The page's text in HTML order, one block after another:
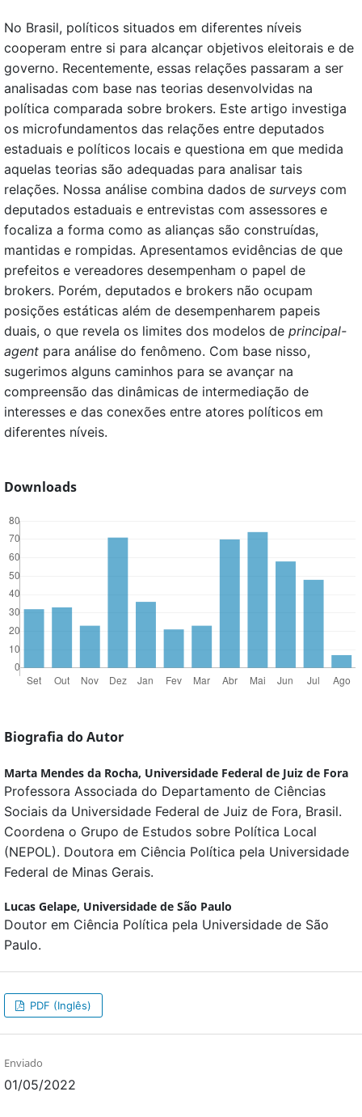
No Brasil, políticos situados em diferentes níveis
cooperam entre si para alcançar objetivos eleitorais e de
governo. Recentemente, essas relações passaram a ser
analisadas com base nas teorias desenvolvidas na
política comparada sobre brokers. Este artigo investiga
os microfundamentos das relações entre deputados
estaduais e políticos locais e questiona em que medida
aquelas teorias são adequadas para analisar tais
relações. Nossa análise combina dados de surveys com
deputados estaduais e entrevistas com assessores e
focaliza a forma como as alianças são construídas,
mantidas e rompidas. Apresentamos evidências de que
prefeitos e vereadores desempenham o papel de
brokers. Porém, deputados e brokers não ocupam
posições estáticas além de desempenharem papeis
duais, o que revela os limites dos modelos de principal-
agent para análise do fenômeno. Com base nisso,
sugerimos alguns caminhos para se avançar na
compreensão das dinâmicas de intermediação de
interesses e das conexões entre atores políticos em
diferentes níveis.
Downloads
Biografia do Autor
Marta Mendes da Rocha, Universidade Federal de Juiz de Fora
Professora Associada do Departamento de Ciências
Sociais da Universidade Federal de Juiz de Fora, Brasil.
Coordena o Grupo de Estudos sobre Política Local
(NEPOL). Doutora em Ciência Política pela Universidade
Federal de Minas Gerais.
Lucas Gelape, Universidade de São Paulo
Doutor em Ciência Política pela Universidade de São
Paulo.
PDF (Inglês)
Enviado
01/05/2022